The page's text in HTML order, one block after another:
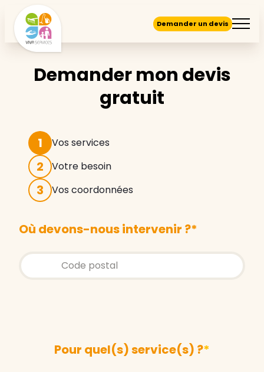
Demander un devis
Demander mon devis
gratuit
1 Vos services
2 Votre besoin
3 Vos coordonnées
Où devons-nous intervenir ?*
Store locator global - Autocompletion
Rechercher
Pour quel(s) service(s) ?*